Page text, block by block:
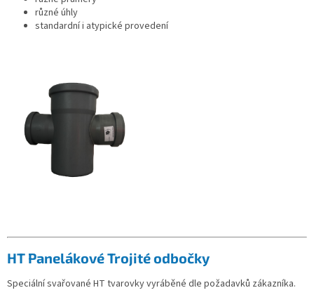
různé úhly
standardní i atypické provedení
HT Panelákové Trojité odbočky
Speciální svařované HT tvarovky vyráběné dle požadavků zákazníka.